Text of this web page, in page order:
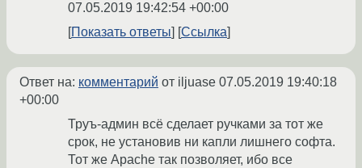
07.05.2019 19:42:54 +00:00
Показать ответы
Ссылка
Ответ на: комментарий от iljuase 07.05.2019 19:40:18
+00:00
Труъ-админ всё сделает ручками за тот же
срок, не установив ни капли лишнего софта.
Тот же Apache так позволяет, ибо все